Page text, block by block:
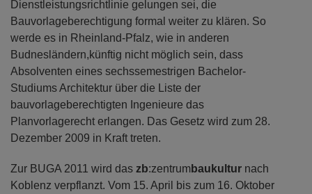
Dienstleistungsrichtlinie gelungen sei, die
Bauvorlageberechtigung formal weiter zu klären. So
werde es in Rheinland-Pfalz, wie in anderen
Budnesländern,künftig nicht möglich sein, dass
Absolventen eines sechssemestrigen Bachelor-
Studiums Architektur über die Liste der
bauvorlageberechtigten Ingenieure das
Planvorlagerecht erlangen. Das Gesetz wird zum 28.
Dezember 2009 in Kraft treten.
Zur BUGA 2011 wird das zb:zentrumbaukultur nach
Koblenz verpflanzt. Vom 15. April bis zum 16. Oktober